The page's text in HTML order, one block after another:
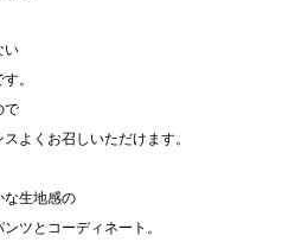
い
。
で
よくお召しいただけます。
な生地感の
ツとコーディネート。